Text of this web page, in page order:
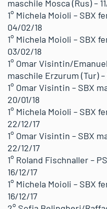
maschile Mosca (Rus) –
1° Michela Moioli – SBX
04/02/18
1° Michela Moioli – SBX
03/02/18
1° Omar Visintin/
maschile Erzurum (Tur) –
1° Omar Visintin – SBX
20/01/18
1° Michela Moioli – SBX
22/12/17
1° Omar Visintin – SBX
22/12/17
1° Roland Fischnaller –
16/12/17
1° Michela Moioli – SBX
16/12/17